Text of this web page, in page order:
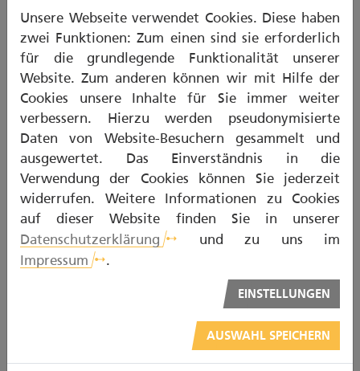
Auch humane Papillomviren, kurz HPV, sind ein
Risikofaktor. Dementsprechend steigt das Risiko
durch ungeschützten Geschlechtsverkehr. Auch
eine schlechte Mundhygiene begünstigt die
Entstehung eines Mundhöhlenkarzinoms.
Exakte Diagnose
Um Mundhöhlenkrebs exakt zu diagnostizieren,
muss der Arzt aus der verdächtigen Stelle eine
Gewebeprobe entnehmen. Im Labor wird das
Gewebe untersucht. Erst nach der Analyse der
Gewebeprobe kann eine Krebserkrankung
ausgeschlossen oder festgestellt werden.
Zahnmedizinische Vorsorge hilft
Unsere Webseite verwendet Cookies. Diese haben
zwei Funktionen: Zum einen sind sie erforderlich
für die grundlegende Funktionalität unserer
Website. Zum anderen können wir mit Hilfe der
Cookies unsere Inhalte für Sie immer weiter
verbessern. Hierzu werden pseudonymisierte
Daten von Website-Besuchern gesammelt und
ausgewertet. Das Einverständnis in die
Verwendung der Cookies können Sie jederzeit
widerrufen. Weitere Informationen zu Cookies
auf dieser Website finden Sie in unserer
Datenschutzerklärung
und zu uns im
Impressum
.
EINSTELLUNGEN
AUSWAHL SPEICHERN